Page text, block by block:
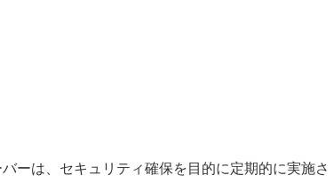
ーは、セキュリティ確保を目的に定期的に実施さ